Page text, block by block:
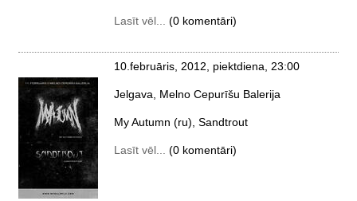
Lasīt vēl... (0 komentāri)
10.februāris, 2012, piektdiena , 23:00
Jelgava, Melno Cepurīšu Balerija
My Autumn (ru), Sandtrout
Lasīt vēl... (0 komentāri)